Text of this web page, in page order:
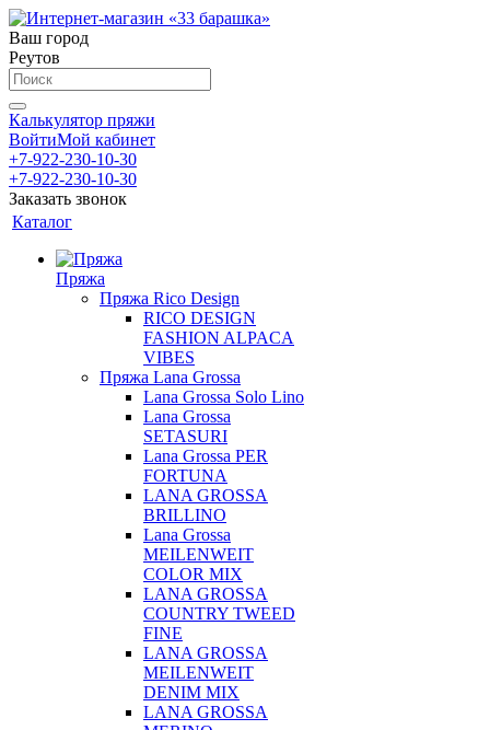
Ваш город
Реутов
Калькулятор пряжи
ВойтиМой кабинет
+7-922-230-10-30
+7-922-230-10-30
Заказать звонок
Каталог
Пряжа
Пряжа Rico Design
RICO DESIGN
FASHION ALPACA
VIBES
Пряжа Lana Grossa
Lana Grossa Solo Lino
Lana Grossa
SETASURI
Lana Grossa PER
FORTUNA
LANA GROSSA
BRILLINO
Lana Grossa
MEILENWEIT
COLOR MIX
LANA GROSSA
COUNTRY TWEED
FINE
LANA GROSSA
MEILENWEIT
DENIM MIX
LANA GROSSA